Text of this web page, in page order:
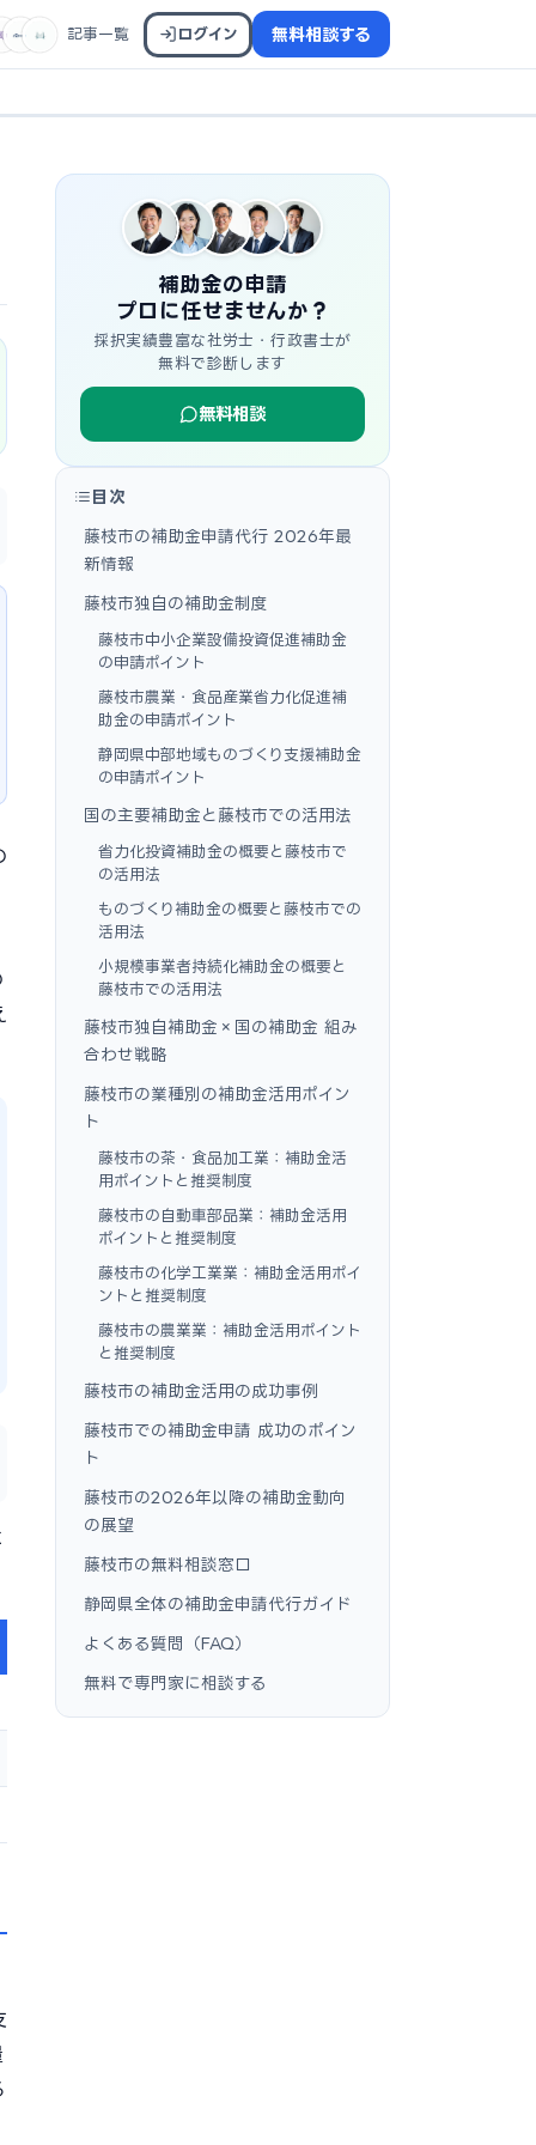
記事一覧 ログイン 無料相談する
補助金の申請
プロに任せませんか？
採択実績豊富な社労士・行政書士が
無料で診断します
無料相談
目次
藤枝市の補助金申請代行 2026年最
新情報
藤枝市独自の補助金制度
藤枝市中小企業設備投資促進補助金
の申請ポイント
藤枝市農業・食品産業省力化促進補
助金の申請ポイント
静岡県中部地域ものづくり支援補助金
の申請ポイント
国の主要補助金と藤枝市での活用法
省力化投資補助金の概要と藤枝市で
の活用法
ものづくり補助金の概要と藤枝市での
活用法
小規模事業者持続化補助金の概要と
藤枝市での活用法
藤枝市独自補助金×国の補助金 組み
合わせ戦略
藤枝市の業種別の補助金活用ポイン
ト
藤枝市の茶・食品加工業：補助金活
用ポイントと推奨制度
藤枝市の自動車部品業：補助金活用
ポイントと推奨制度
藤枝市の化学工業業：補助金活用ポイ
ントと推奨制度
藤枝市の農業業：補助金活用ポイント
と推奨制度
藤枝市の補助金活用の成功事例
藤枝市での補助金申請 成功のポイン
ト
藤枝市の2026年以降の補助金動向
の展望
藤枝市の無料相談窓口
静岡県全体の補助金申請代行ガイド
よくある質問（FAQ）
無料で専門家に相談する